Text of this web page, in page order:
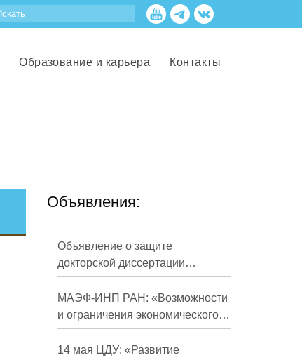
Образование и карьера Контакты
Объявления:
Объявление о защите
докторской диссертации
Кузнецова Михаила
Евгеньевича
МАЭФ-ИНП РАН: «Возможности
и ограничения экономического
развития России в средне- и
долгосрочной перспективе»
14 мая ЦДУ: «Развитие